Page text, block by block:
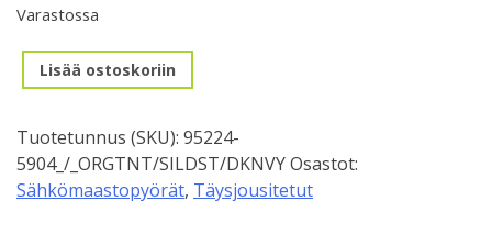
399,00 €.
Varastossa
29"/27,5"
Specialized
Levo
4
Comp
Lisää ostoskoriin
Tuotetunnus (SKU): 95224-
5904_/_ORGTNT/SILDST/DKNVYOsastot:
Sähkömaastopyörät, Täysjousitetut